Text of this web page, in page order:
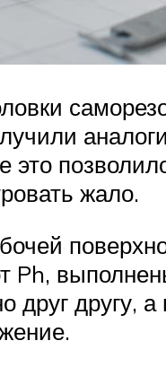
это
жало.
Ph,
друг другу, а